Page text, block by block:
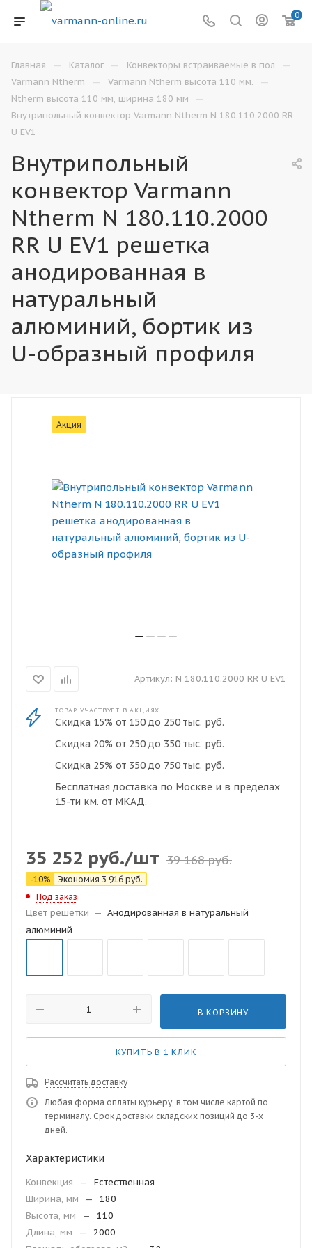
0
Главная — Каталог — Конвекторы встраиваемые в пол —
Varmann Ntherm — Varmann Ntherm высота 110 мм. —
Ntherm высота 110 мм, ширина 180 мм —
Внутрипольный конвектор Varmann Ntherm N 180.110.2000 RR
U EV1
Внутрипольный
конвектор Varmann
Ntherm N 180.110.2000
RR U EV1 решетка
анодированная в
натуральный
алюминий, бортик из
U-образный профиля
Акция
Артикул: N 180.110.2000 RR U EV1
ТОВАР УЧАСТВУЕТ В АКЦИЯХ
Скидка 15% от 150 до 250 тыс. руб.
Скидка 20% от 250 до 350 тыс. руб.
Скидка 25% от 350 до 750 тыс. руб.
Бесплатная доставка по Москве и в пределах
15-ти км. от МКАД.
35 252 руб./шт 39 168руб.
-10% Экономия 3 916 руб.
Под заказ
Цвет решетки — Анодированная в натуральный
алюминий
В КОРЗИНУ
КУПИТЬ В 1 КЛИК
Рассчитать доставку
Любая форма оплаты курьеру, в том числе картой по
терминалу. Срок доставки складских позиций до 3-х
дней.
Характеристики
Конвекция —
Естественная
Ширина, мм
—
180
Высота, мм
—
110
Длина, мм
—
2000